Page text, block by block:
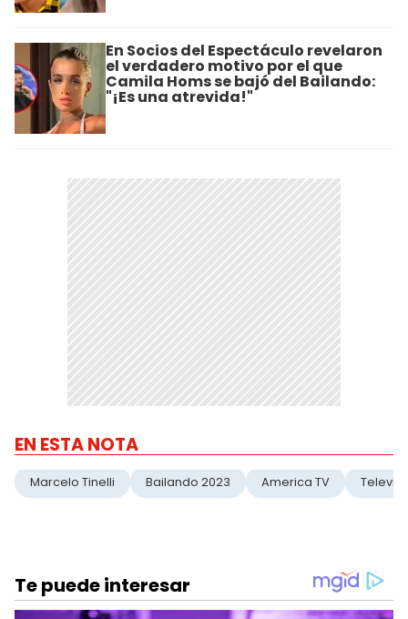
En Socios del Espectáculo revelaron
el verdadero motivo por el que
Camila Homs se bajó del Bailando:
"¡Es una atrevida!"
EN ESTA NOTA
Marcelo Tinelli Bailando 2023 America TV